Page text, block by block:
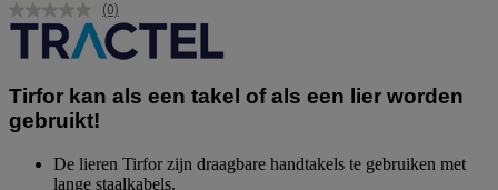
Geen
scorewaarde.
Dezelfde
(0)
Tirfor kan als een takel of als een lier worden
gebruikt!
De lieren Tirfor zijn draagbare handtakels te gebruiken met
lange staalkabels.